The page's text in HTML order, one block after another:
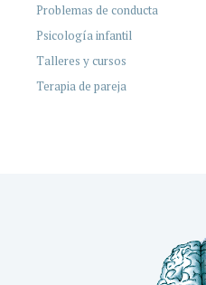
Problemas de conducta
Psicología infantil
Talleres y cursos
Terapia de pareja